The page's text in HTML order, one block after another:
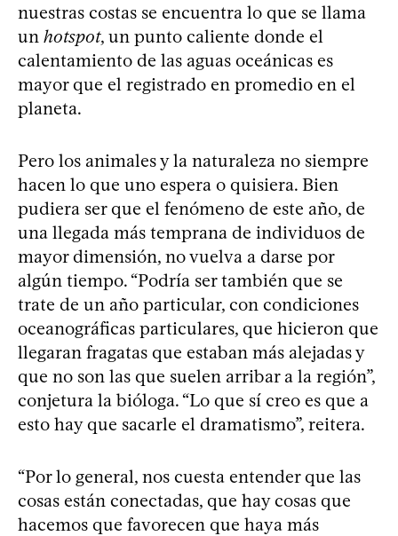
nuestras costas se encuentra lo que se llama
un hotspot, un punto caliente donde el
calentamiento de las aguas oceánicas es
mayor que el registrado en promedio en el
planeta.
Pero los animales y la naturaleza no siempre
hacen lo que uno espera o quisiera. Bien
pudiera ser que el fenómeno de este año, de
una llegada más temprana de individuos de
mayor dimensión, no vuelva a darse por
algún tiempo. “Podría ser también que se
trate de un año particular, con condiciones
oceanográficas particulares, que hicieron que
llegaran fragatas que estaban más alejadas y
que no son las que suelen arribar a la región”,
conjetura la bióloga. “Lo que sí creo es que a
esto hay que sacarle el dramatismo”, reitera.
“Por lo general, nos cuesta entender que las
cosas están conectadas, que hay cosas que
hacemos que favorecen que haya más